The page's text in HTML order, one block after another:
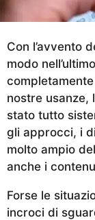
o
Con l’avvento
modo
nostre usanze,
stato tutto
gli approcci, i
molto ampio
anche i
Forse le
incroci di